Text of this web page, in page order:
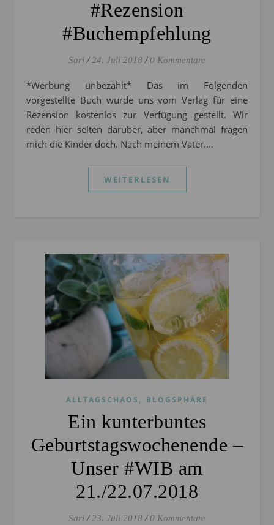
#Rezension
#Buchempfehlung
Sari / 24. Juli 2018 / 0 Kommentare
*Werbung unbezahlt* Das im Folgenden
vorgestellte Buch wurde uns vom Verlag für eine
Rezension kostenlos zur Verfügung gestellt. Wir
reden hier selten darüber, aber manchmal fragen
mich die Kinder doch. Nach meinem Vater.…
WEITERLESEN
ALLTAGSCHAOS , BLOGSPHÄRE
Ein kunterbuntes
Geburtstagswochenende –
Unser #WIB am
21./22.07.2018
Sari / 23. Juli 2018 / 0 Kommentare